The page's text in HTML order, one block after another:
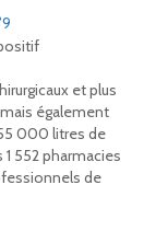
et plus
également
000 litres de
552 pharmacies
de